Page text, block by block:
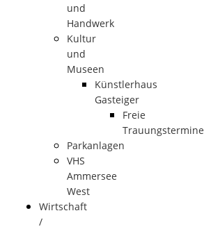
und
Handwerk
Kultur
und
Museen
Künstlerhaus
Gasteiger
Freie
Trauungstermine
Parkanlagen
VHS
Ammersee
West
Wirtschaft
/